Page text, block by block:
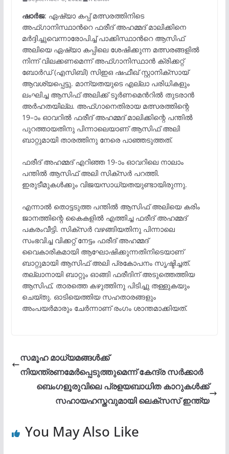
ഷാർജ: ഏഷ്യാ കപ്പ് മത്സരത്തിനിടെ
അഫ്ഗാനിസ്ഥാന്‍റെ ഫരീദ് അഹമ്മദ് മാലിക്കിനെ
മർദ്ദിച്ചുവെന്നാരോപിച്ച് പാക്കിസ്ഥാന്‍റെ ആസിഫ്
അലിയെ ഏഷ്യാ കപ്പിലെ ശേഷിക്കുന്ന മത്സരങ്ങളിൽ
നിന്ന് വിലക്കണമെന്ന് അഫ്ഗാനിസ്ഥാൻ ക്രിക്കറ്റ്
ബോർഡ് (എസിബി) സിഇഒ ഷഫീഖ് സ്റ്റാനിക്സായ്
ആവശ്യപ്പെട്ടു. മാന്യതയുടെ എല്ലാ പരിധികളും
ലംഘിച്ച ആസിഫ് അലിക്ക് ടൂർണമെന്‍റിൽ തുടരാൻ
അർഹതയില്ല. അഫ്ഗാനെതിരായ മത്സരത്തിന്റെ
19–ാം ഓവറിൽ ഫരീദ് അഹമ്മദ് മാലിക്കിന്റെ പന്തിൽ
പുറത്തായതിനു പിന്നാലെയാണ് ആസിഫ് അലി
ബാറ്റുമായി താരത്തിനു നേരെ പാഞ്ഞടുത്തത്.
ഫരീദ് അഹമ്മദ് എറിഞ്ഞ 19-ാം ഓവറിലെ നാലാം
പന്തിൽ ആസിഫ് അലി സിക്സർ പറത്തി.
ഇരുടീമുകൾക്കും വിജയസാധ്യതയുണ്ടായിരുന്നു.
എന്നാൽ തൊട്ടടുത്ത പന്തിൽ ആസിഫ് അലിയെ കരിം
ജാനത്തിന്റെ കൈകളിൽ എത്തിച്ച ഫരീദ് അഹമ്മദ്
പകരംവീട്ടി. സിക്സർ വഴങ്ങിയതിനു പിന്നാലെ
സംഭവിച്ച വിക്കറ്റ് നേട്ടം ഫരീദ് അഹമ്മദ്
വൈകാരികമായി ആഘോഷിക്കുന്നതിനിടെയാണ്
ബാറ്റുമായി ആസിഫ് അലി പ്രകോപനം സൃഷ്ടിച്ചത്.
തല്ലാനായി ബാറ്റും ഓങ്ങി ഫരീദിന് അടുത്തെത്തിയ
ആസിഫ്, താരത്തെ കഴുത്തിനു പിടിച്ചു തള്ളുകയും
ചെയ്തു. ഓടിയെത്തിയ സഹതാരങ്ങളും
അംപയർമാരും ചേർന്നാണ് രംഗം ശാന്തമാക്കിയത്.
സമൂഹ മാധ്യമങ്ങൾക്ക്
നിയന്ത്രണമേർപ്പെടുത്തുമെന്ന് കേന്ദ്ര സർക്കാർ
ബെംഗളൂരുവിലെ പ്രളയബാധിത കാറുകൾക്ക്
സഹായഹസ്തവുമായി ലെക്സസ് ഇന്ത്യ
You May Also Like